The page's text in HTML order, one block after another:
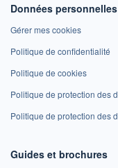
Données personnelles
Gérer mes cookies
Politique de confidentialité
Politique de cookies
Politique de protection des
Politique de protection des
Guides et brochures